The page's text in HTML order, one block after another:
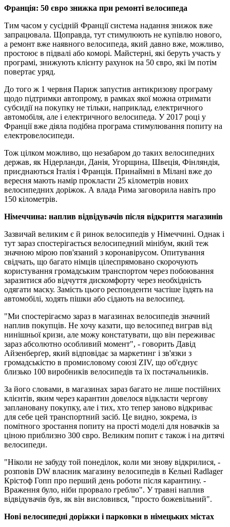
Франція: 50 євро знижка при ремонті велосипеда
Тим часом у сусідній Франції система надання знижок вже
запрацювала. Щоправда, тут стимулюють не купівлю нового,
а ремонт вже наявного велосипеда, який давно вже, можливо,
простоює в підвалі або коморі. Майстерні, які беруть участь у
програмі, знижують клієнту рахунок на 50 євро, які їм потім
повертає уряд.
До того ж 1 червня Париж запустив антикризову програму
щодо підтримки автопрому, в рамках якої можна отримати
субсидії на покупку не тільки, наприклад, електричного
автомобіля, але і електричного велосипеда. У 2017 році у
Франції вже діяла подібна програма стимулювання попиту на
електровелосипеди.
Тож цілком можливо, що незабаром до таких велосипедних
держав, як Нідерланди, Данія, Угорщина, Швеція, Фінляндія,
приєднаються Італія і Франція. Принаймні в Мілані вже до
вересня мають намір прокласти 25 кілометрів нових
велосипедних доріжок. А влада Рима заговорила навіть про
150 кілометрів.
Німеччина: наплив відвідувачів після відкриття магазинів
Зазвичай великим є й ринок велосипедів у Німеччині. Однак і
тут зараз спостерігається велосипедний мінібум, який теж
значною мірою пов'язаний з коронавірусом. Опитування
свідчать, що багато німців цілеспрямовано скорочують
користування громадським транспортом через побоювання
заразитися або відчуття дискомфорту через необхідність
одягати маску. Замість цього респонденти частіше їздять на
автомобілі, ходять пішки або сідають на велосипед.
"Ми спостерігаємо зараз в магазинах велосипедів значний
наплив покупців. Не хочу казати, що велосипед виграв від
нинішньої кризи, але можу констатувати, що він переживає
зараз абсолютно особливий момент", - говорить Давід
Айзенберґер, який відповідає за маркетинг і зв'язки з
громадськістю в промисловому союзі ZIV, що об'єднує
близько 100 виробників велосипедів та їх постачальників.
За його словами, в магазинах зараз багато не лише постійних
клієнтів, яким через карантин довелося відкласти чергову
заплановану покупку, але і тих, хто тепер заново відкриває
для себе цей транспортний засіб. Це видно, зокрема, із
помітного зростання попиту на прості моделі для новачків за
ціною приблизно 300 євро. Великим попит є також і на дитячі
велосипеди.
"Ніколи не забуду той понеділок, коли ми знову відкрилися, -
розповів DW власник магазину велосипедів в Кельні Radlager
Крістоф Гопп про перший день роботи після карантину. -
Враження було, ніби прорвало греблю". У травні наплив
відвідувачів був, як він висловився, "просто божевільний".
Нові велосипедні доріжки і парковки в німецьких містах